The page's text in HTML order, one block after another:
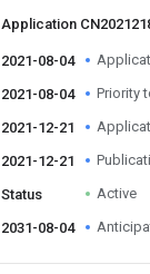
Application
2021-08-04
2021-08-04 Priority
2021-12-21
2021-12-21
Status Active
2031-08-04